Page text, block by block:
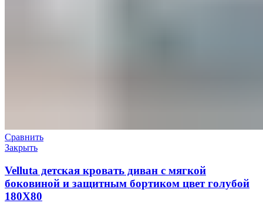
Сравнить
Закрыть
Velluta детская кровать диван с мягкой
боковиной и защитным бортиком цвет голубой
180Х80